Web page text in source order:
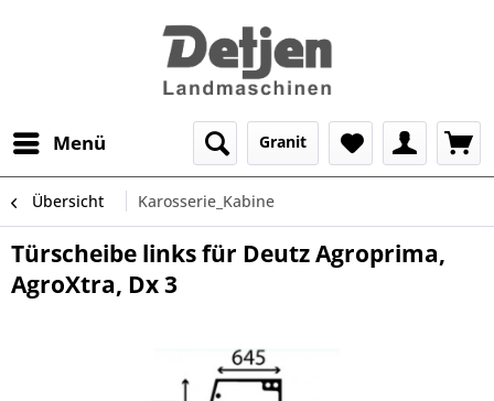
Menü Granit
Übersicht Karosserie_Kabine
Türscheibe links für Deutz Agroprima,
AgroXtra, Dx 3